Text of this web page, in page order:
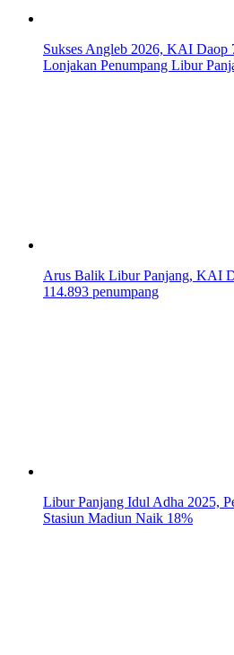
Sukses Angleb 2026, KAI Daop
Lonjakan Penumpang Libur
Arus Balik Libur Panjang, KAI
114.893 penumpang
Libur Panjang Idul Adha 2025,
Stasiun Madiun Naik 18%